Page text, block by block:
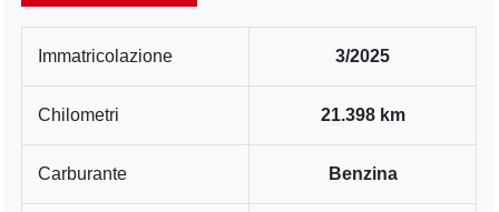
Immatricolazione 3/2025
Chilometri 21.398 km
Carburante Benzina